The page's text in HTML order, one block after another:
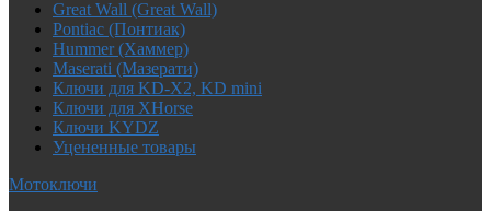
Great Wall (Great Wall)
Pontiac (Понтиак)
Hummer (Хаммер)
Maserati (Мазерати)
Ключи для KD-X2, KD mini
Ключи для XHorse
Ключи KYDZ
Уцененные товары
Мотоключи